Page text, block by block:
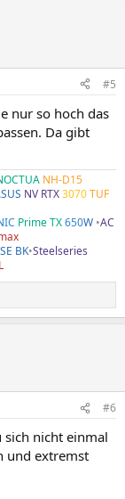
#5
nur so hoch das
Da gibt
NH-D15
NV RTX3070TUF
Prime TX 650W•AC
SE BK•Steelseries
#6
sich nicht einmal
und extremst